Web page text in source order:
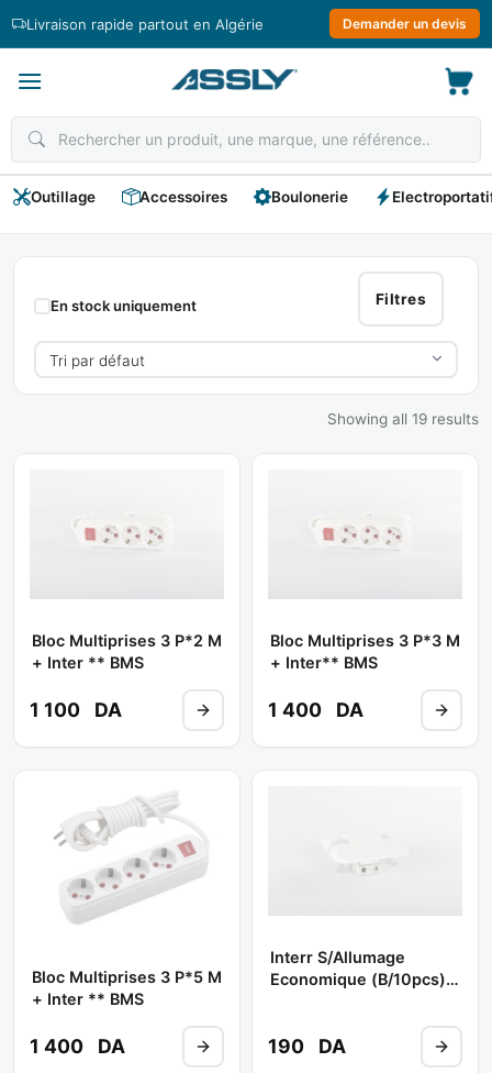
Livraison rapide partout en Algérie Demander un devis
Outillage Accessoires Boulonerie
BMS
Filtres
En stock uniquement
Showing all 19 results
Bloc Multiprises 3 P*2 M
+ Inter ** BMS
1 100 DA
Bloc Multiprises 3 P*3 M
+ Inter** BMS
1 400 DA
Bloc Multiprises 3 P*5 M
+ Inter ** BMS
1 400 DA
Interr S/allumage
Economique (b/10pcs)
190 DA